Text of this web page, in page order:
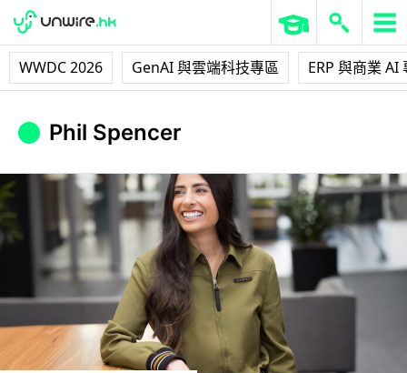
WWDC 2026 GenAI 與雲端科技專區 ERP 與商業 AI
Phil Spencer